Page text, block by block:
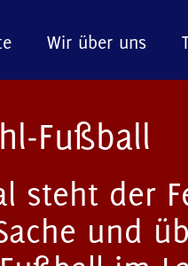
Wir über uns
Fußball
steht der
und